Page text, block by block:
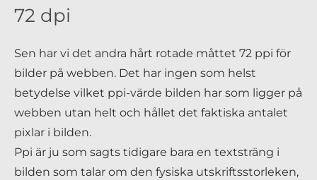
72 dpi
Sen har vi det andra hårt rotade måttet 72 ppi för
bilder på webben. Det har ingen som helst
betydelse vilket ppi-värde bilden har som ligger på
webben utan helt och hållet det faktiska antalet
pixlar i bilden.
Ppi är ju som sagts tidigare bara en textsträng i
bilden som talar om den fysiska utskriftsstorleken,